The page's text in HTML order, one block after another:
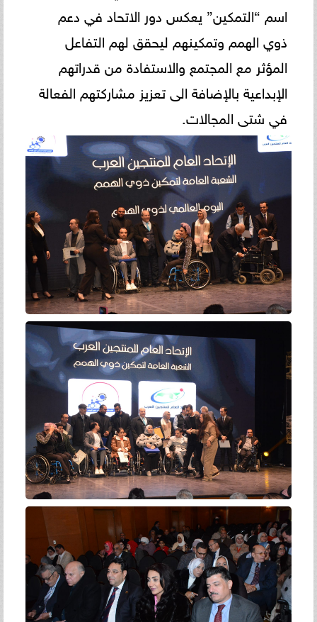
اسم “التمكين” يعكس دور الاتحاد في دعم
ذوي الهمم وتمكينهم ليحقق لهم التفاعل
المؤثر مع المجتمع والاستفادة من قدراتهم
الإبداعية بالإضافة الى تعزيز مشاركتهم الفعالة
في شتى المجالات.